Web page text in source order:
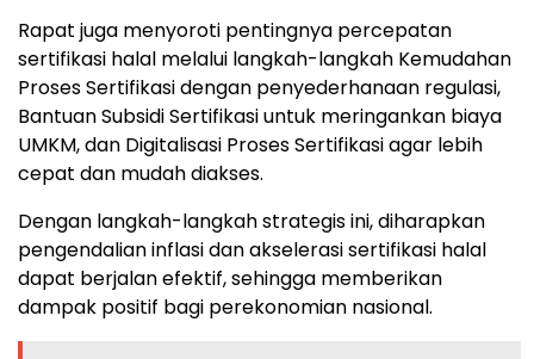
Rapat juga menyoroti pentingnya percepatan
sertifikasi halal melalui langkah-langkah Kemudahan
Proses Sertifikasi dengan penyederhanaan regulasi,
Bantuan Subsidi Sertifikasi untuk meringankan biaya
UMKM, dan Digitalisasi Proses Sertifikasi agar lebih
cepat dan mudah diakses.
Dengan langkah-langkah strategis ini, diharapkan
pengendalian inflasi dan akselerasi sertifikasi halal
dapat berjalan efektif, sehingga memberikan
dampak positif bagi perekonomian nasional.